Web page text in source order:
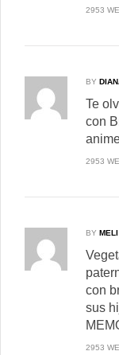
2953
BY
Te
con
2953
BY MELI
con
sus
2953